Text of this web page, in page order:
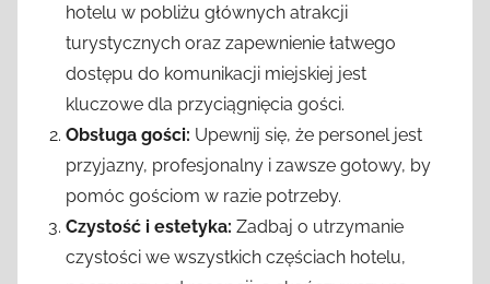
hotelu w pobliżu głównych atrakcji
turystycznych oraz zapewnienie łatwego
dostępu do komunikacji miejskiej jest
kluczowe dla przyciągnięcia gości.
Obsługa gości: Upewnij się, że personel jest
przyjazny, profesjonalny i zawsze gotowy, by
pomóc gościom w razie potrzeby.
Czystość i estetyka: Zadbaj o utrzymanie
czystości we wszystkich częściach hotelu,